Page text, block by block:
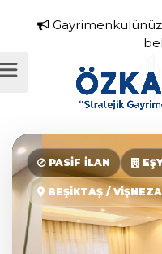
PASİF İLAN
BEŞİKTAŞ /